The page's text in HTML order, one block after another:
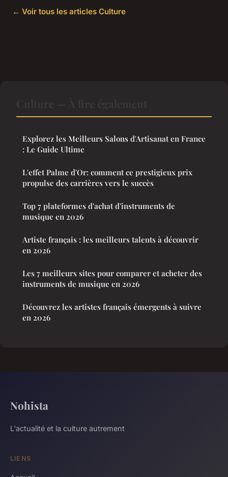
← Voir tous les articles Culture
Explorez les Meilleurs Salons d'Artisanat en France
: Le Guide Ultime
L'effet Palme d'Or: comment ce prestigieux prix
propulse des carrières vers le succès
Top 7 plateformes d'achat d'instruments de
musique en 2026
Artiste français : les meilleurs talents à découvrir
en 2026
Les 7 meilleurs sites pour comparer et acheter des
instruments de musique en 2026
Découvrez les artistes français émergents à suivre
en 2026
Nohista
L'actualité et la culture autrement
LIENS